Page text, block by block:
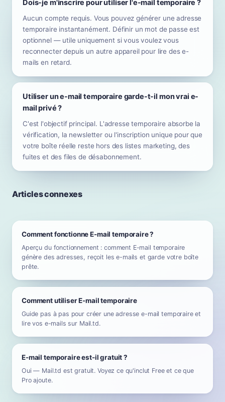
Dois-je m'inscrire pour utiliser l'e-mail temporaire ?
Aucun compte requis. Vous pouvez générer une adresse
temporaire instantanément. Définir un mot de passe est
optionnel — utile uniquement si vous voulez vous
reconnecter depuis un autre appareil pour lire des e-
mails en retard.
Utiliser un e-mail temporaire garde-t-il mon vrai e-
mail privé ?
C'est l'objectif principal. L'adresse temporaire absorbe la
vérification, la newsletter ou l'inscription unique pour que
votre boîte réelle reste hors des listes marketing, des
fuites et des files de désabonnement.
Articles connexes
Comment fonctionne E-mail temporaire ?
Aperçu du fonctionnement : comment E-mail temporaire
génère des adresses, reçoit les e-mails et garde votre boîte
prête.
Comment utiliser E-mail temporaire
Guide pas à pas pour créer une adresse e-mail temporaire et
lire vos e-mails sur Mail.td.
E-mail temporaire est-il gratuit ?
Oui — Mail.td est gratuit. Voyez ce qu'inclut Free et ce que
Pro ajoute.